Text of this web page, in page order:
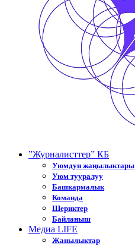
”Журналисттер” КБ
Уюмдун жаңылыктары
Уюм тууралуу
Башкармалык
Команда
Шериктер
Байланыш
Медиа LIFE
Жанылыктар